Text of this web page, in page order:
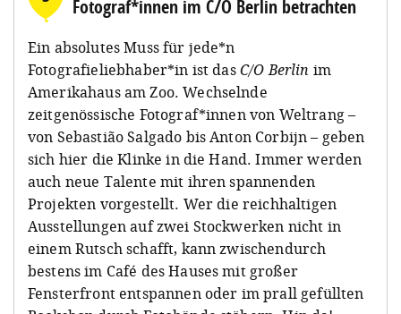
Fotograf*innen im C/O Berlin betrachten
Ein absolutes Muss für jede*n
Fotografieliebhaber*in ist dasC/O Berlin im
Amerikahaus am Zoo. Wechselnde
zeitgenössische Fotograf*innen von Weltrang –
von Sebastião Salgado bis Anton Corbijn – geben
sich hier die Klinke in die Hand. Immer werden
auch neue Talente mit ihren spannenden
Projekten vorgestellt. Wer die reichhaltigen
Ausstellungen auf zwei Stockwerken nicht in
einem Rutsch schafft, kann zwischendurch
bestens im Café des Hauses mit großer
Fensterfront entspannen oder im prall gefüllten